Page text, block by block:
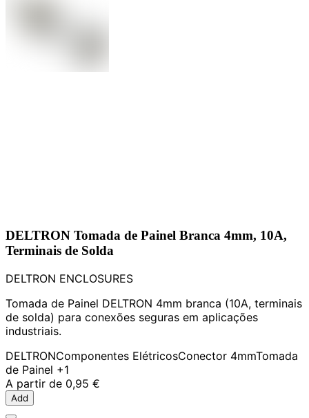
DELTRON Tomada de Painel Branca 4mm, 10A,
Terminais de Solda
DELTRON ENCLOSURES
Tomada de Painel DELTRON 4mm branca (10A, terminais
de solda) para conexões seguras em aplicações
industriais.
DELTRONComponentes ElétricosConector 4mmTomada
de Painel +1
A partir de 0,95 €
Add